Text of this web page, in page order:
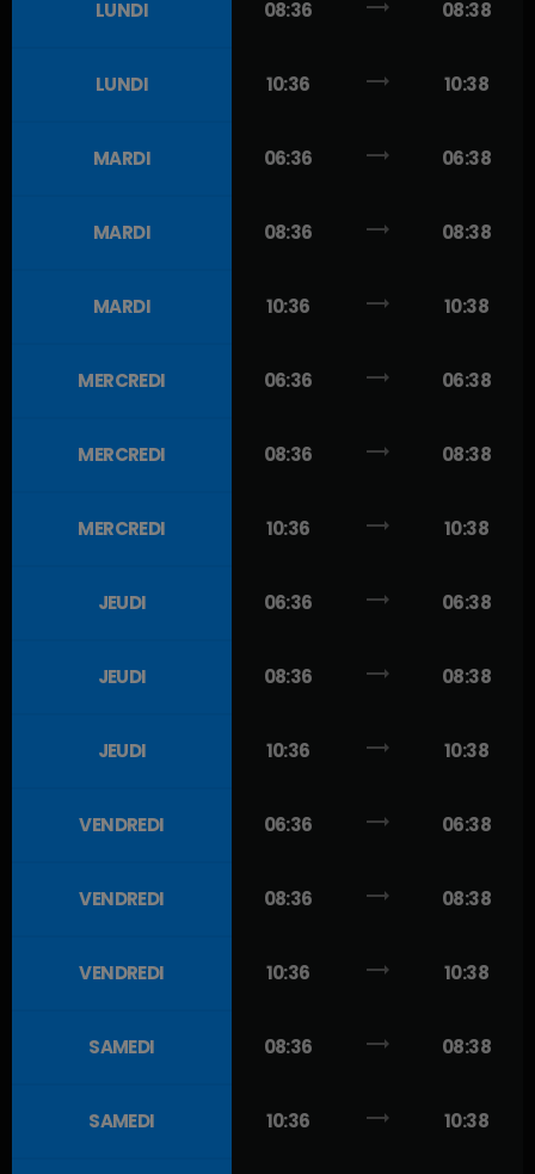
LUNDI 08:36 trending_flat 08:38
LUNDI 10:36 trending_flat 10:38
MARDI 06:36 trending_flat 06:38
MARDI 08:36 trending_flat 08:38
MARDI 10:36 trending_flat 10:38
MERCREDI 06:36 trending_flat 06:38
MERCREDI 08:36 trending_flat 08:38
MERCREDI 10:36 trending_flat 10:38
JEUDI 06:36 trending_flat 06:38
JEUDI 08:36 trending_flat 08:38
JEUDI 10:36 trending_flat 10:38
VENDREDI 06:36 trending_flat 06:38
VENDREDI 08:36 trending_flat 08:38
VENDREDI 10:36 trending_flat 10:38
SAMEDI 08:36 trending_flat 08:38
SAMEDI 10:36 trending_flat 10:38